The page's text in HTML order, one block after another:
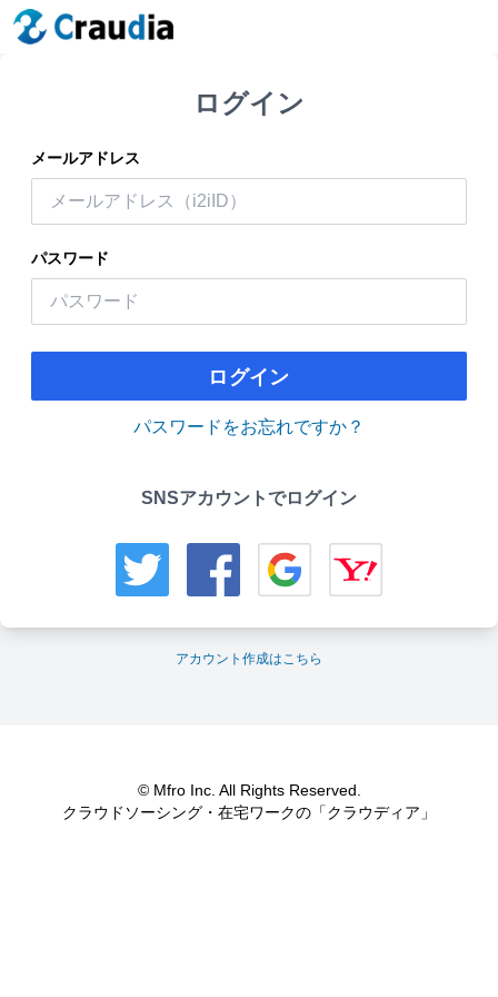
ログイン
メールアドレス
パスワード
ログイン
パスワードをお忘れですか？
SNSアカウントでログイン
アカウント作成はこちら
© Mfro Inc. All Rights Reserved.
クラウドソーシング・在宅ワークの「クラウディア」